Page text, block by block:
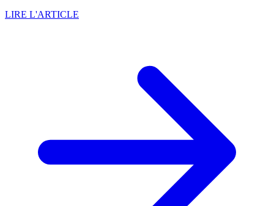
LIRE L'ARTICLE